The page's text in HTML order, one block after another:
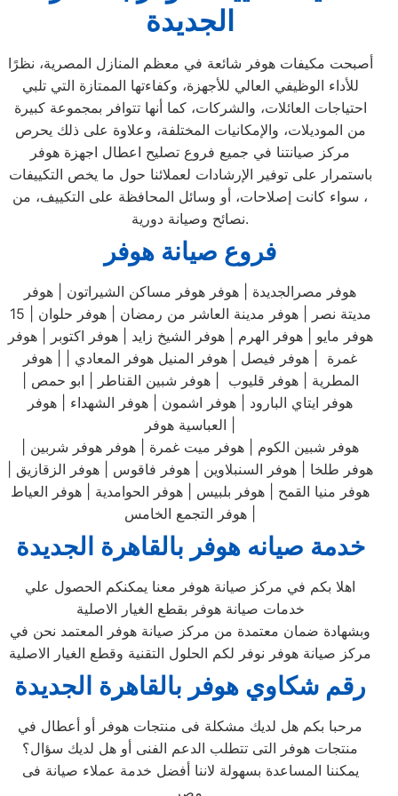
الجديدة
أصبحت مكيفات هوفر شائعة في معظم المنازل المصرية، نظرًا
للأداء الوظيفي العالي للأجهزة، وكفاءتها الممتازة التي تلبي
احتياجات العائلات، والشركات، كما أنها تتوافر بمجموعة كبيرة
من الموديلات، والإمكانيات المختلفة، وعلاوة على ذلك يحرص
مركز صيانتنا في جميع فروع تصليح اعطال اجهزة هوفر
باستمرار على توفير الإرشادات لعملائنا حول ما يخص التكييفات
، سواء كانت إصلاحات، أو وسائل المحافظة على التكييف، من
نصائح وصيانة دورية.
فروع صيانة هوفر
هوفر مصرالجديدة | هوفر هوفر مساكن الشيراتون | هوفر
مديتة نصر | هوفر مدينة العاشر من رمضان | هوفر حلوان | 15
هوفر مايو | هوفر الهرم | هوفر الشيخ زايد | هوفر اكتوبر | هوفر
غمرة | هوفر فيصل | هوفر المنيل هوفر المعادي | | هوفر
المطرية | هوفر قليوب | هوفر شبين القناطر | ابو حمص |
هوفر ايتاي البارود | هوفر اشمون | هوفر الشهداء | هوفر
هوفر شبين الكوم | هوفر ميت غمرة | هوفر هوفر شربين |
هوفر طلخا | هوفر السنبلاوين | هوفر فاقوس | هوفر الزقازيق |
هوفر منيا القمح | هوفر بلبيس | هوفر الحوامدية | هوفر العياط
| هوفر التجمع الخامس
خدمة صيانه هوفر بالقاهرة الجديدة
اهلا بكم في مركز صيانة هوفر معنا يمكنكم الحصول علي
خدمات صيانة هوفر بقطع الغيار الاصلية
وبشهادة ضمان معتمدة من مركز صيانة هوفر المعتمد نحن في
مركز صيانة هوفر نوفر لكم الحلول التقنية وقطع الغيار الاصلية
رقم شكاوي هوفر بالقاهرة الجديدة
مرحبا بكم هل لديك مشكلة فى منتجات هوفر أو أعطال في
منتجات هوفر التى تتطلب الدعم الفنى أو هل لديك سؤال؟
يمكننا المساعدة بسهولة لاننا أفضل خدمة عملاء صيانة فى
مصر.